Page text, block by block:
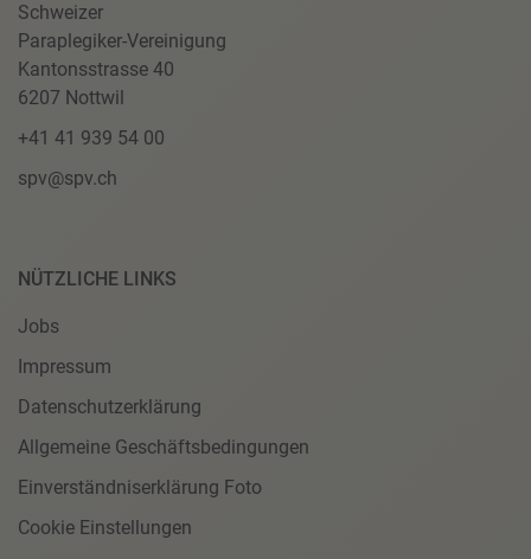
Schweizer
Paraplegiker-Vereinigung
Kantonsstrasse 40
6207 Nottwil
+41 41 939 54 00
spv@spv.ch
NÜTZLICHE LINKS
Jobs
Impressum
Datenschutzerklärung
Allgemeine Geschäftsbedingungen
Einverständniserklärung Foto
Cookie Einstellungen